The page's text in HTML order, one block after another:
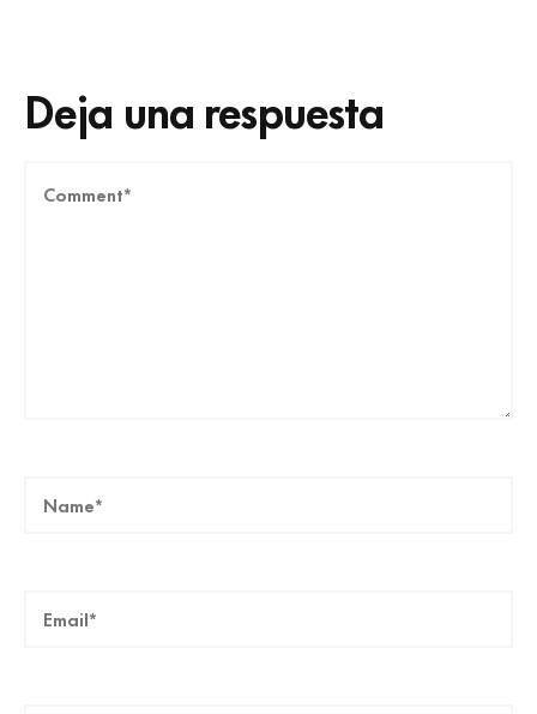
Deja una respuesta